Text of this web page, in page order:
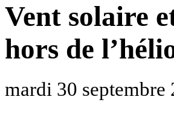
Vent solaire
hors de
mardi 30 septembre